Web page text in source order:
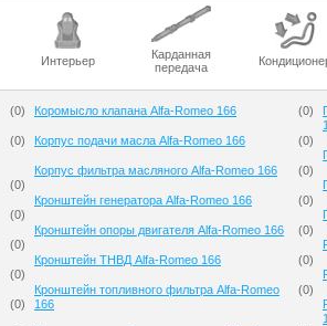
Интерьер
Карданная
передача
(0)
(0)
(0)
(0)
(0)
(0)
(0)
Коромысло клапана Alfa-Romeo 166 (0)
Корпус подачи масла Alfa-Romeo 166 (0)
Корпус фильтра масляного Alfa-Romeo 166 (0)
Кронштейн генератора Alfa-Romeo 166 (0)
Кронштейн опоры двигателя Alfa-Romeo 166 (0)
Кронштейн ТНВД Alfa-Romeo 166 (0)
Кронштейн топливного фильтра Alfa-Romeo
166
(0)